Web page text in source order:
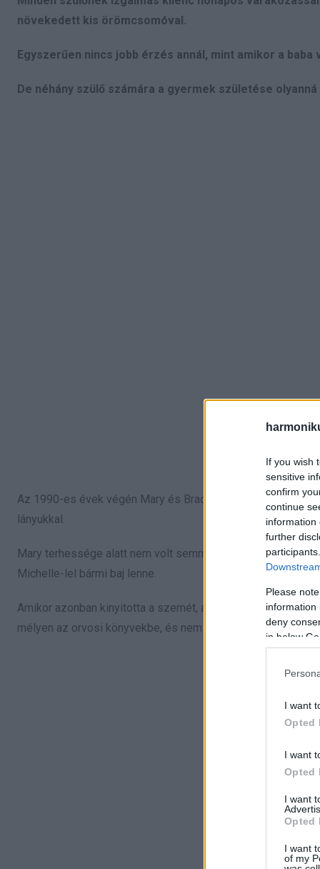
If you wish
sensitive
confirm
continue
information
further
Please
information
deny
in below
I want
Opted
I want
Opted
I want
Opted
I want
of my
növekedett kis örömcsomóval.
Egyszerűen nincs jobb érzés annál, mint amikor a
De néhány szülő számára a gyermek születése
Az 1990-es évek végén Mary és Brad Kish, Illinois
lányukkal.
Mary terhessége alatt nem volt semmi probléma, és a
Michelle-lel bármi baj lenne.
Amikor azonban kinyitotta a szemét, az orvosok azonnal
mélyen az orvosi könyvekbe, és nem konzultáltak egy